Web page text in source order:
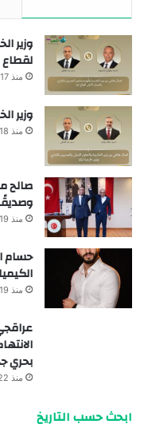
وزير
منذ 17 ساعة
وزير
منذ 18 ساعة
صالح
منذ 19 ساعة
حسام
منذ 19 ساعة
بحري
منذ 22 ساعة
ابحث حسب التاريخ